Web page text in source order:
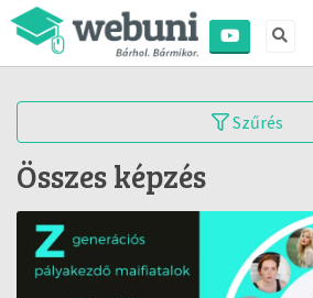
Szűrés
Összes képzés